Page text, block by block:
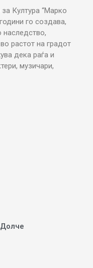
Култура “Марко
го создава,
наследство,
растот на градот
дека раѓа и
музичари,